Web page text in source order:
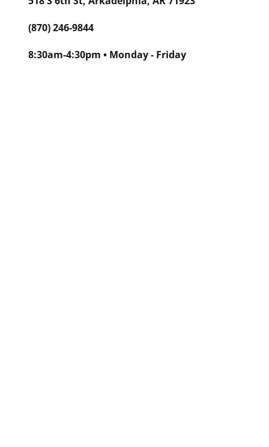
(870) 246-9844
8:30am-4:30pm • Monday - Friday